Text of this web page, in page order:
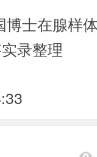
博士在腺样
录整理